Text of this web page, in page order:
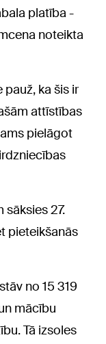
platība -
noteikta
ka šis ir
attīstības
pielāgot
27.
pieteikšanās
no 15 319
mācību
Tā izsoles